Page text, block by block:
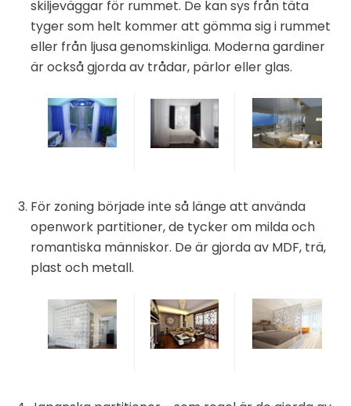
skiljeväggar för rummet. De kan sys från täta
tyger som helt kommer att gömma sig i rummet
eller från ljusa genomskinliga. Moderna gardiner
är också gjorda av trådar, pärlor eller glas.
För zoning började inte så länge att använda
openwork partitioner, de tycker om milda och
romantiska människor. De är gjorda av MDF, trä,
plast och metall.